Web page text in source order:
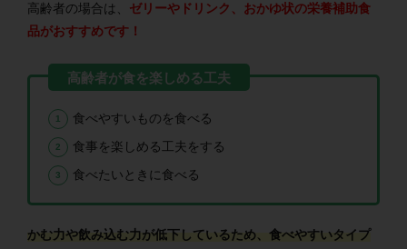
高齢者の場合は、 ゼリーやドリンク、おかゆ状の栄養補助食
品がおすすめです！
食べやすいものを食べる
食事を楽しめる工夫をする
食べたいときに食べる
かむ力や飲み込む力が低下しているため、食べやすいタイプ